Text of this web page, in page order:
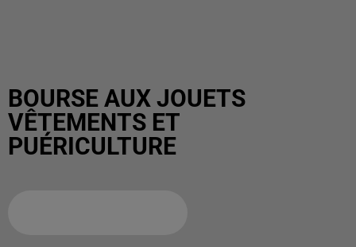
BOURSE AUX JOUETS
VÊTEMENTS ET
PUÉRICULTURE